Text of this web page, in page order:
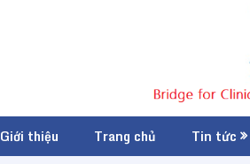
Giới thiệu Trang chủ Tin tức